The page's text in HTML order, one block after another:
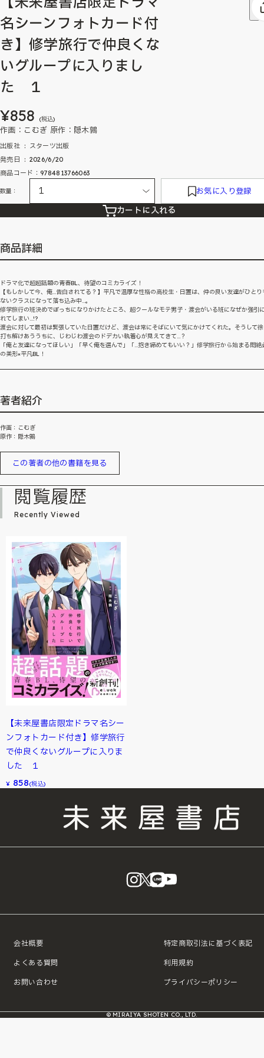
名シーンフォトカード付
き】修学旅行で仲良くな
いグループに入りまし
た １
¥858 (税込)
作画：こむぎ 原作：隠木鶉
出版社 ‏ : ‎ スターツ出版
発売日 ‏ : ‎ 2026/6/20
商品コード：9784813766063
数量： お気に入り登録
カートに入れる
商品詳細
ドラマ化で超超話題の青春BL、待望のコミカライズ！
【もしかして今、俺…告白されてる？】平凡で温厚な性格の高校生・日置は、仲の良い友達がひとり
ないクラスになって落ち込み中…。
修学旅行の班決めでぼっちになりかけたところ、超クールなモテ男子・渡会がいる班になぜか強引
れてしまい…!?
渡会に対して最初は緊張していた日置だけど、渡会は常にそばにいて気にかけてくれた。そうして
打ち解けあううちに、じわじわ渡会のドデカい執着心が見えてきて…？
「俺と友達になってほしい」「早く俺を選んで」「…抱き締めてもいい？」修学旅行から始まる悶絶
の美形×平凡BL！
著者紹介
作画：こむぎ
原作：隠木鶉
この著者の他の書籍を見る
閲覧履歴
Recently Viewed
【未来屋書店限定ドラマ名シー
ンフォトカード付き】修学旅行
で仲良くないグループに入りま
した １
¥ 858(税込)
instagram
X LINE
会社概要
よくある質問
お問い合わせ
特定商取引法に基づく表記
利用規約
プライバシーポリシー
© MIRAIYA SHOTEN CO., LTD.